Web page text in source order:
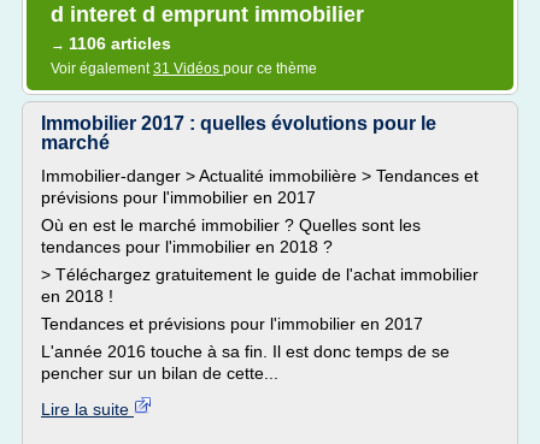
d interet d emprunt immobilier
→ 1106 articles
Voir également31 Vidéos pour ce thème
Immobilier 2017 : quelles évolutions pour le
marché
Immobilier-danger > Actualité immobilière > Tendances et
prévisions pour l'immobilier en 2017
Où en est le marché immobilier ? Quelles sont les
tendances pour l'immobilier en 2018 ?
> Téléchargez gratuitement le guide de l'achat immobilier
en 2018 !
Tendances et prévisions pour l'immobilier en 2017
L'année 2016 touche à sa fin. Il est donc temps de se
pencher sur un bilan de cette...
Lire la suite